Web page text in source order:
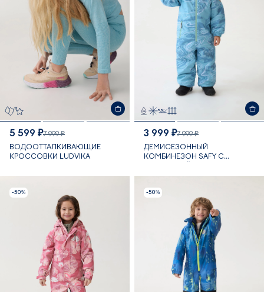
5 599 ₽7 999 ₽
ВОДООТТАЛКИВАЮЩИЕ
КРОССОВКИ LUDVIKA
3 999 ₽7 999 ₽
ДЕМИСЕЗОННЫЙ
КОМБИНЕЗОН SAFY С
-50% -50%